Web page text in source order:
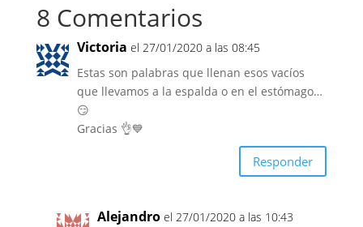
8 Comentarios
Victoria el 27/01/2020 a las 08:45
Estas son palabras que llenan esos vacíos
que llevamos a la espalda o en el estómago…
😏
Gracias 👌💙
Responder
Alejandro el 27/01/2020 a las 10:43